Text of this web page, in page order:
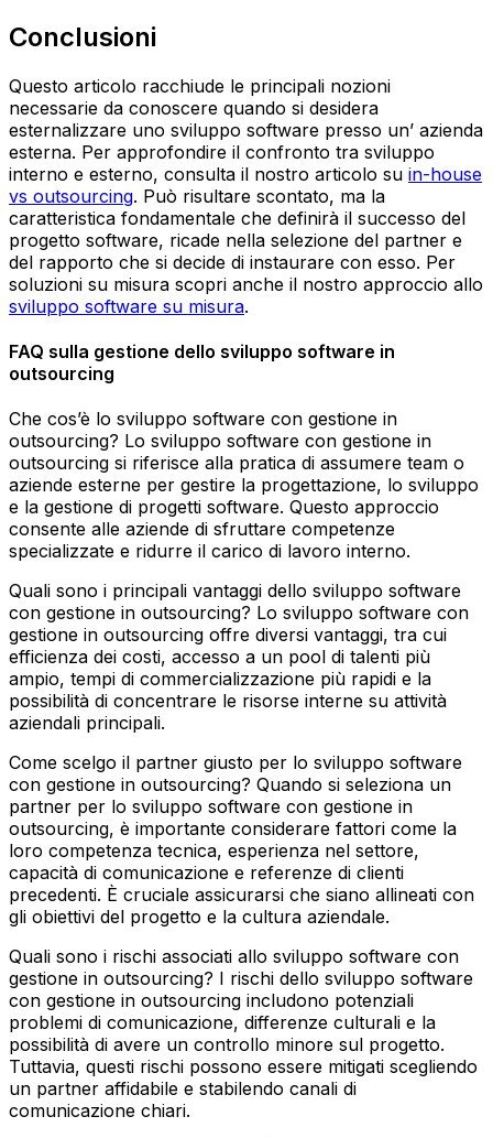
Conclusioni
Questo articolo racchiude le principali nozioni
necessarie da conoscere quando si desidera
esternalizzare uno sviluppo software presso un’ azienda
esterna. Per approfondire il confronto tra sviluppo
interno e esterno, consulta il nostro articolo su in-house
vs outsourcing. Può risultare scontato, ma la
caratteristica fondamentale che definirà il successo del
progetto software, ricade nella selezione del partner e
del rapporto che si decide di instaurare con esso. Per
soluzioni su misura scopri anche il nostro approccio allo
sviluppo software su misura.
FAQ sulla gestione dello sviluppo software in
outsourcing
Che cos’è lo sviluppo software con gestione in
outsourcing? Lo sviluppo software con gestione in
outsourcing si riferisce alla pratica di assumere team o
aziende esterne per gestire la progettazione, lo sviluppo
e la gestione di progetti software. Questo approccio
consente alle aziende di sfruttare competenze
specializzate e ridurre il carico di lavoro interno.
Quali sono i principali vantaggi dello sviluppo software
con gestione in outsourcing? Lo sviluppo software con
gestione in outsourcing offre diversi vantaggi, tra cui
efficienza dei costi, accesso a un pool di talenti più
ampio, tempi di commercializzazione più rapidi e la
possibilità di concentrare le risorse interne su attività
aziendali principali.
Come scelgo il partner giusto per lo sviluppo software
con gestione in outsourcing? Quando si seleziona un
partner per lo sviluppo software con gestione in
outsourcing, è importante considerare fattori come la
loro competenza tecnica, esperienza nel settore,
capacità di comunicazione e referenze di clienti
precedenti. È cruciale assicurarsi che siano allineati con
gli obiettivi del progetto e la cultura aziendale.
Quali sono i rischi associati allo sviluppo software con
gestione in outsourcing? I rischi dello sviluppo software
con gestione in outsourcing includono potenziali
problemi di comunicazione, differenze culturali e la
possibilità di avere un controllo minore sul progetto.
Tuttavia, questi rischi possono essere mitigati scegliendo
un partner affidabile e stabilendo canali di
comunicazione chiari.